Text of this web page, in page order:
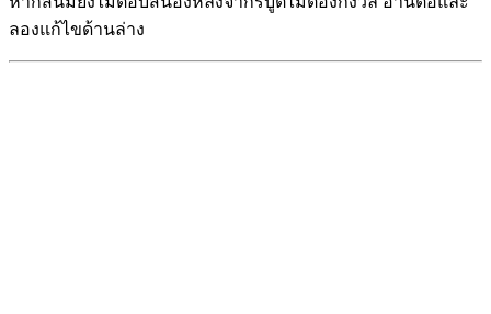
ลองแก้ไขด้านล่าง